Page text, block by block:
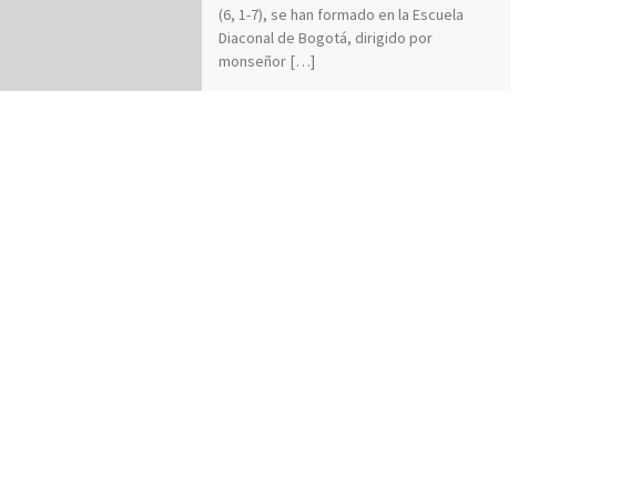
(6, 1-7), se han formado en la Escuela
Diaconal de Bogotá, dirigido por
monseñor […]